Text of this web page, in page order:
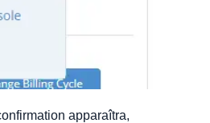
apparaîtra,